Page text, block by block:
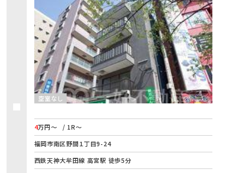
空室なし
4万円～
/ 1R～
福岡市南区野間１丁目9-24
西鉄天神大牟田線 高宮駅 徒歩5分